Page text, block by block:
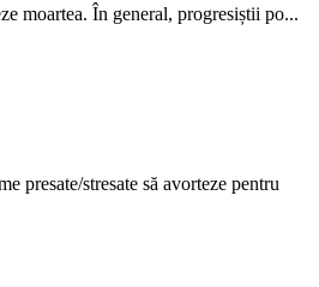
moartea. În general, progresiștii po...
presate/stresate să avorteze pentru